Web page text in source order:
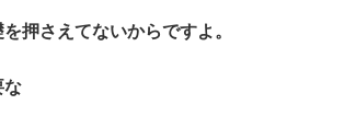
押さえてないからですよ。
な